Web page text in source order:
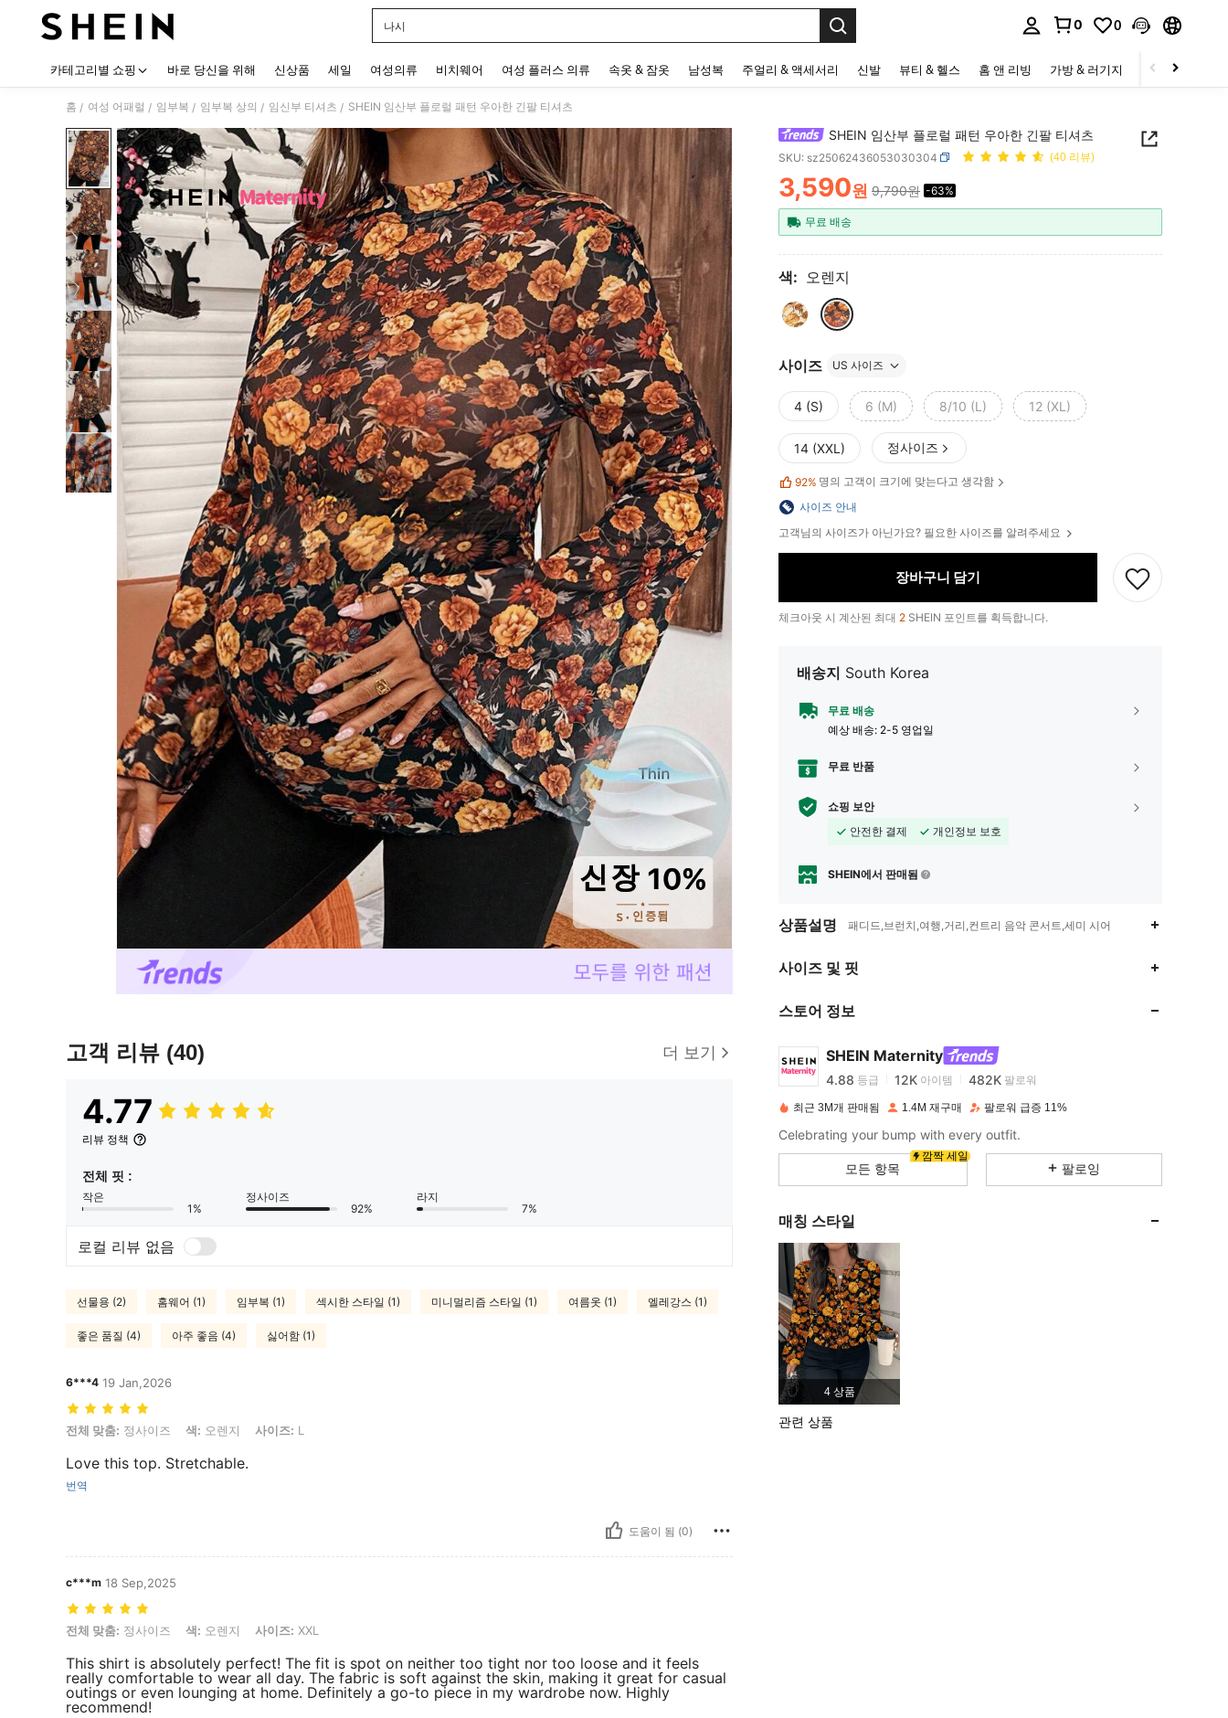
나시
0 0
카테고리별 쇼핑 바로 당신을 위해 신상품 세일 여성의류 비치웨어 여성 플러스 의류 속옷 & 잠옷 남성복 주얼리 & 액세서리 신발 뷰티 & 헬스 홈 앤 리빙 가방 & 러기지 스포츠 & 아웃
홈 / 여성 어패럴 / 임부복 / 임부복 상의 / 임신부 티셔츠 / SHEIN 임산부 플로럴 패턴 우아한 긴팔 티셔츠
고객 리뷰 (40) 더 보기
4.77
리뷰 정책
전체 핏 :
작은
1%
정사이즈
92%
라지
7%
로컬 리뷰 없음
선물용 (2) 홈웨어 (1) 임부복 (1) 섹시한 스타일 (1) 미니멀리즘 스타일 (1) 여름옷 (1) 엘레강스 (1)
좋은 품질 (4) 아주 좋음 (4) 싫어함 (1)
6***4 19 Jan,2026
전체 맞춤: 정사이즈, 색: 오렌지, 사이즈: L
전체 맞춤: 정사이즈 색: 오렌지 사이즈: L
Love this top. Stretchable.
번역
도움이 됨 (0)
c***m 18 Sep,2025
전체 맞춤: 정사이즈, 색: 오렌지, 사이즈: XXL
전체 맞춤: 정사이즈 색: 오렌지 사이즈: XXL
This shirt is absolutely perfect! The fit is spot on neither too tight nor too loose and it feels
really comfortable to wear all day. The fabric is soft against the skin, making it great for casual
outings or even lounging at home. Definitely a go-to piece in my wardrobe now. Highly
recommend!
SHEIN 임산부 플로럴 패턴 우아한 긴팔 티셔츠
SKU: sz25062436053030304 (40 리뷰)
PRICE AND AVAILABILITY
3,590원 9,790원 -63%
무료 배송
색: 오렌지
사이즈 US 사이즈
4 (S) 6 (M) 8/10 (L) 12 (XL)
14 (XXL) 정사이즈
92% 명의 고객이 크기에 맞는다고 생각함
사이즈 안내
고객님의 사이즈가 아닌가요? 필요한 사이즈를 알려주세요
장바구니 담기
체크아웃 시 계산된 최대 2 SHEIN 포인트를 획득합니다.
배송지 South Korea
무료 배송
예상 배송: 2-5 영업일
무료 반품
쇼핑 보안
안전한 결제
개인정보 보호
SHEIN에서 판매됨
상품설명 패디드,브런치,여행,거리,컨트리 음악 콘서트,세미 시어
사이즈 및 핏
스토어 정보
SHEIN Maternity
4.88
4.88
4.88 등급 12K 아이템 482K 팔로워
h***0 이(가)하루 전에지불됨
4.88
4.88 12K 482K
4.88
4.88 12K
4.88 12K
최근 3M개 판매됨 1.4M 재구매 팔로워 급증 11%
Celebrating your bump with every outfit.
깜짝 세일
모든 항목 팔로잉
매칭 스타일
4 상품
관련 상품